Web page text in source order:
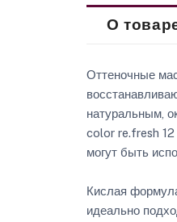
О
Оттеночные
натуральным,
color re.fresh 12
могут быть
Кислая
идеально